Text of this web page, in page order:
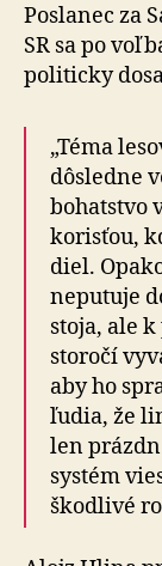
Poslanec za
SR sa po
politicky
„Téma
dôsledne
bohatstvo
korisťou,
diel.
neputuje
stoja, ale
storočí
aby ho
ľudia, že
len
systém
škodlivé